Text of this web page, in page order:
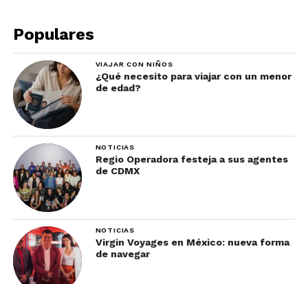
Explorar el Viejo Montreal
Foto: Stéphan Poulin/ Lo mejor que ver y que hacer en Montreal
El corazón antiguo de lasegunda ciudad más
grande deCanadá es un extraordinario conjunto
de calles adoquinadas, construcciones
Populares
VIAJAR CON NIÑOS
¿Qué necesito para viajar con un menor
de edad?
NOTICIAS
Regio Operadora festeja a sus agentes
de CDMX
NOTICIAS
Virgin Voyages en México: nueva forma
de navegar